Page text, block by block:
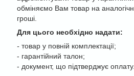
обміняємо Вам товар на
гроші.
Для цього необхідно надати:
- товар у повній комплектації;
- гарантійний талон;
- документ, що підтверджує оплату.